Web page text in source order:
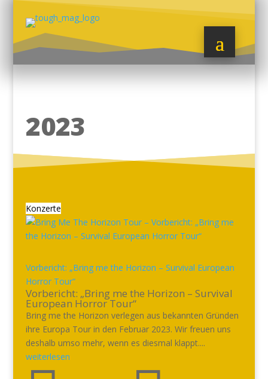
2023
Konzerte
Vorbericht: „Bring me the Horizon – Survival European
Horror Tour“
Vorbericht: „Bring me the Horizon – Survival
European Horror Tour“
Bring me the Horizon verlegen aus bekannten Gründen
ihre Europa Tour in den Februar 2023. Wir freuen uns
deshalb umso mehr, wenn es diesmal klappt....
weiterlesen